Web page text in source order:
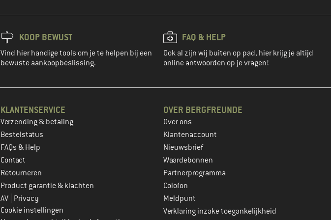
KOOP BEWUST
Vind hier handige tools om je te helpen bij een
bewuste aankoopbeslissing.
FAQ & HELP
Ook al zijn wij buiten op pad, hier krijg je altijd
online antwoorden op je vragen!
KLANTENSERVICE
Verzending & betaling
Bestelstatus
FAQs & Help
Contact
Retourneren
Product garantie & klachten
AV Privacy
Cookie instellingen
OVER BERGFREUNDE
Over ons
Klantenaccount
Nieuwsbrief
Waardebonnen
Partnerprogramma
Colofon
Meldpunt
Verklaring inzake toegankelijkheid